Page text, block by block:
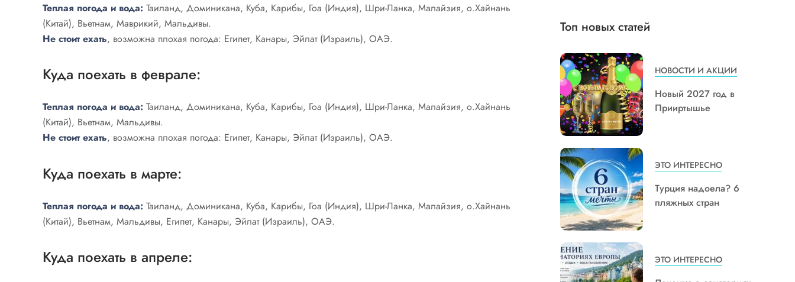
Теплая погода и вода: Таиланд, Доминикана, Куба, Карибы, Гоа (Индия), Шри-Ланка, Малайзия, о.Хайнань
(Китай), Вьетнам, Маврикий, Мальдивы.
Не стоит ехать, возможна плохая погода: Египет, Канары, Эйлат (Израиль), ОАЭ.
Куда поехать в феврале:
Теплая погода и вода: Таиланд, Доминикана, Куба, Карибы, Гоа (Индия), Шри-Ланка, Малайзия, о.Хайнань
(Китай), Вьетнам, Мальдивы.
Не стоит ехать, возможна плохая погода: Египет, Канары, Эйлат (Израиль), ОАЭ.
Куда поехать в марте:
Теплая погода и вода: Таиланд, Доминикана, Куба, Карибы, Гоа (Индия), Шри-Ланка, Малайзия, о.Хайнань
(Китай), Вьетнам, Мальдивы, Египет, Канары, Эйлат (Израиль), ОАЭ.
Куда поехать в апреле:
Топ новых статей
НОВОСТИ И АКЦИИ
Новый 2027 год в
Прииртышье
ЭТО ИНТЕРЕСНО
Турция надоела? 6
пляжных стран
ЭТО ИНТЕРЕСНО